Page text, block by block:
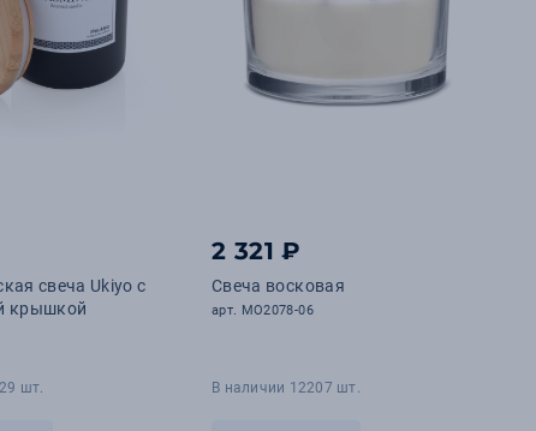
свеча Ukiyo с
крышкой
шт.
2 321 ₽
Свеча восковая
арт. MO2078-06
В наличии 12207 шт.